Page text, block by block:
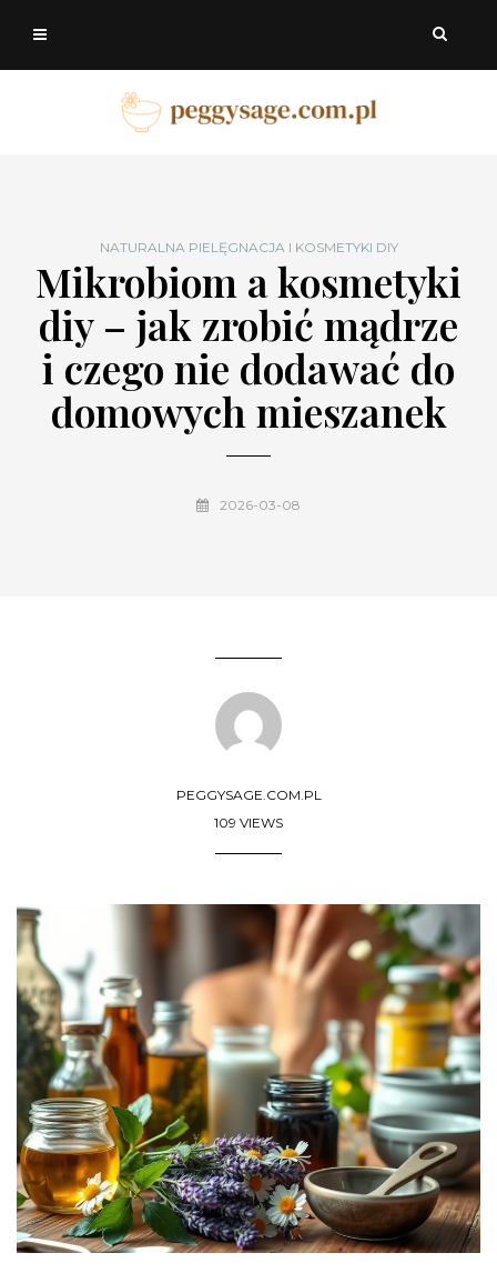
NATURALNA PIELĘGNACJA I KOSMETYKI DIY
Mikrobiom a kosmetyki
diy – jak zrobić mądrze
i czego nie dodawać do
domowych mieszanek
2026-03-08
PEGGYSAGE.COM.PL
109 VIEWS